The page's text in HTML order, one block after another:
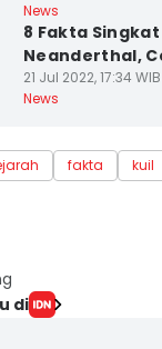
News
8 Fakta
Neanderthal,
21 Jul 2022, 17:34 WIB
News
fakta kuil
di